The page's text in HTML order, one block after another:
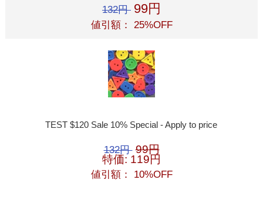
132円 99円
値引額： 25%OFF
TEST $120 Sale 10% Special - Apply to price
132円 99円
特価: 119円
値引額： 10%OFF